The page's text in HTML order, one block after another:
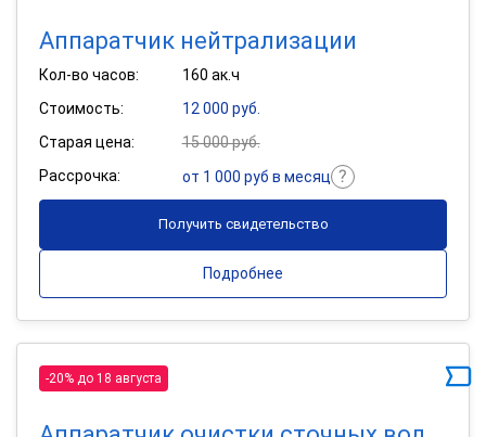
Аппаратчик нейтрализации
Кол-во часов:
160 ак.ч
Стоимость:
12 000 руб.
Старая цена:
15 000 руб.
Рассрочка:
от 1 000 руб в месяц
Получить свидетельство
Подробнее
-20% до 18 августа